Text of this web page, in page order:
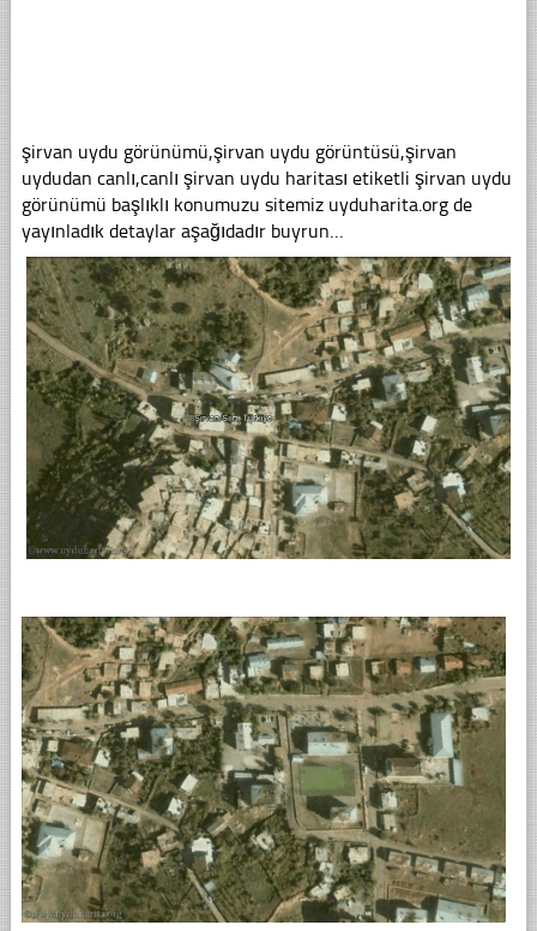
şirvan uydu görünümü,şirvan uydu görüntüsü,şirvan
uydudan canlı,canlı şirvan uydu haritası etiketli şirvan uydu
görünümü başlıklı konumuzu sitemiz uyduharita.org de
yayınladık detaylar aşağıdadır buyrun…